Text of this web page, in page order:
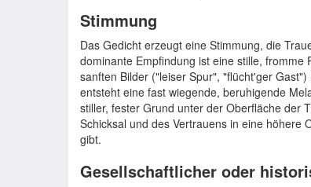
Stimmung
Das Gedicht erzeugt eine Stimmung, die
dominante Empfindung ist eine stille,
sanften Bilder ("leiser Spur", "flücht'ger
entsteht eine fast wiegende, beruhigende
stiller, fester Grund unter der Oberfläche der
Schicksal und des Vertrauens in eine höhere
gibt.
Gesellschaftlicher oder